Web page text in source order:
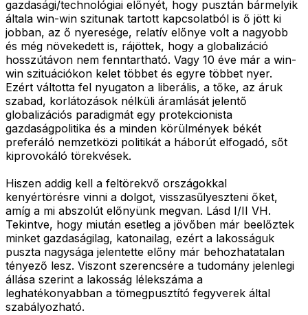
gazdasági/technológiai előnyét, hogy pusztán bármelyik
általa win-win szitunak tartott kapcsolatból is ő jött ki
jobban, az ő nyeresége, relatív előnye volt a nagyobb
és még növekedett is, rájöttek, hogy a globalizáció
hosszútávon nem fenntartható. Vagy 10 éve már a win-
win szituációkon kelet többet és egyre többet nyer.
Ezért váltotta fel nyugaton a liberális, a tőke, az áruk
szabad, korlátozások nélküli áramlását jelentő
globalizációs paradigmát egy protekcionista
gazdaságpolitika és a minden körülmények békét
preferáló nemzetközi politikát a háborút elfogadó, sőt
kiprovokáló törekvések.
Hiszen addig kell a feltörekvő országokkal
kenyértörésre vinni a dolgot, visszasűlyeszteni őket,
amíg a mi abszolút előnyünk megvan. Lásd I/II VH.
Tekintve, hogy miután esetleg a jövőben már beelőztek
minket gazdaságilag, katonailag, ezért a lakosságuk
puszta nagysága jelentette előny már behozhatatalan
tényező lesz. Viszont szerencsére a tudomány jelenlegi
állása szerint a lakosság lélekszáma a
leghatékonyabban a tömegpusztító fegyverek által
szabályozható.